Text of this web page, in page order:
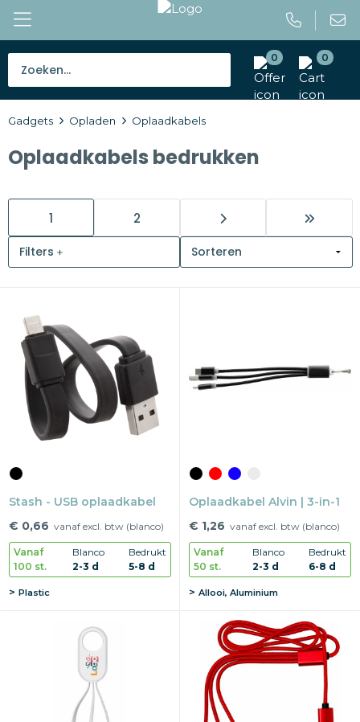
0 0
Tassen
Caps en mutsen
Drinkwaren
Outdoor en vrije tijd
Gereedschap en veiligheid
Snoepgoed
Home en living
Kantoorartikelen
Gadgets
Textiel
Gadgets Opladen Oplaadkabels
Oplaadkabels bedrukken
1 2
Filters
Stash - USB oplaadkabel
€ 0,66 vanaf excl. btw (blanco)
Vanaf
100 st.
Blanco
2-3 d
Bedrukt
5-8 d
Plastic
Oplaadkabel Alvin | 3-in-1
€ 1,26 vanaf excl. btw (blanco)
Vanaf
50 st.
Blanco
2-3 d
Bedrukt
6-8 d
Allooi, Aluminium